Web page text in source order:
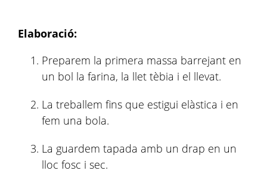
Elaboració:
Preparem la primera massa barrejant en
un bol la farina, la llet tèbia i el llevat.
La treballem fins que estigui elàstica i en
fem una bola.
La guardem tapada amb un drap en un
lloc fosc i sec.